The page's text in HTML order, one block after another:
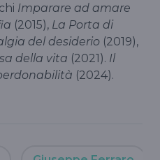
Imparare ad amare
(2015), La Porta di
del desiderio (2019),
della vita (2021). Il
(2024).